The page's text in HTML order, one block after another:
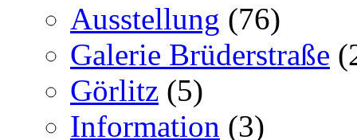
Ausstellung (76)
Galerie Brüderstraße
Görlitz (5)
Information (3)